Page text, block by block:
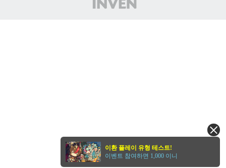
인
이환 플레이 유형 테스트!
이벤트 참여하면 1,000 이니